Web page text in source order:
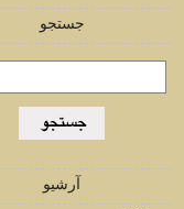
جستجو
آرشیو